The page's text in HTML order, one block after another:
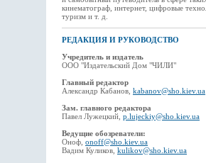
кинематограф, интернет, цифровые
туризм и т. д.
РЕДАКЦИЯ И РУКОВОДСТВО
Учредитель и издатель
ООО "Издательский Дом "ЧИЛИ"
Главный редактор
Александр Кабанов, kabanov@sho.kiev.ua
Зам. главного редактора
Павел Лужецкий, p.lujeckiy@sho.kiev.ua
Ведущие обозреватели:
Оноф, onoff@sho.kiev.ua
Вадим Куликов, kulikov@sho.kiev.ua